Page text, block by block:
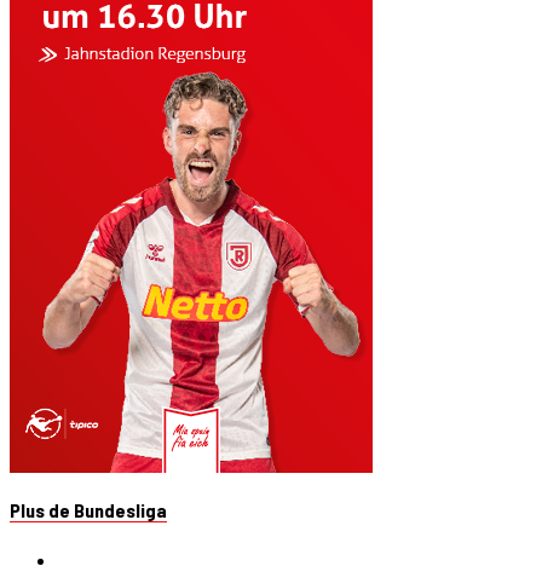
Plus de Bundesliga